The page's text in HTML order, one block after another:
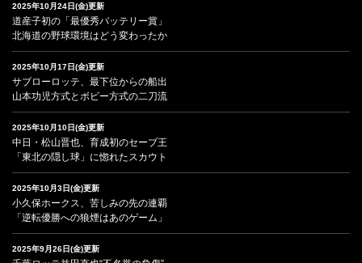
2025年10月24日(金)更新
道産子初の「最優秀バッテリー賞」
北海道の野球環境はどう変わったか
2025年10月17日(金)更新
サブローロッテ、最下位からの船出
山本功児方式とボビー方式の二刀流
2025年10月10日(金)更新
中日・松山晋也、育成初のセーブ王
「東北の隠し球」に惚れたスカウト
2025年10月3日(金)更新
小久保ホークス、苦しみの先の連覇
「逆転優勝への狼煙はあのゲーム」
2025年9月26日(金)更新